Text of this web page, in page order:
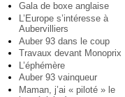
Gala de boxe anglaise
L’Europe s’intéresse à
Aubervilliers
Auber 93 dans le coup
Travaux devant Monoprix
L’éphémère
Auber 93 vainqueur
Maman, j’ai « piloté » le